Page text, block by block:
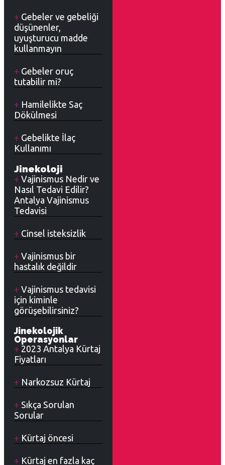
Gebeler ve gebeliği
düşünenler,
uyuşturucu madde
kullanmayın
Gebeler oruç
tutabilir mi?
Hamilelikte Saç
Dökülmesi
Gebelikte İlaç
Kullanımı
Jinekoloji
Vajinismus Nedir ve
Nasıl Tedavi Edilir?
Antalya Vajinismus
Tedavisi
Cinsel isteksizlik
Vajinismus bir
hastalık değildir
Vajinismus tedavisi
için kiminle
görüşebilirsiniz?
Jinekolojik
Operasyonlar
2023 Antalya Kürtaj
Fiyatları
Narkozsuz Kürtaj
Sıkça Sorulan
Sorular
Kürtaj öncesi
Kürtaj en fazla kaç